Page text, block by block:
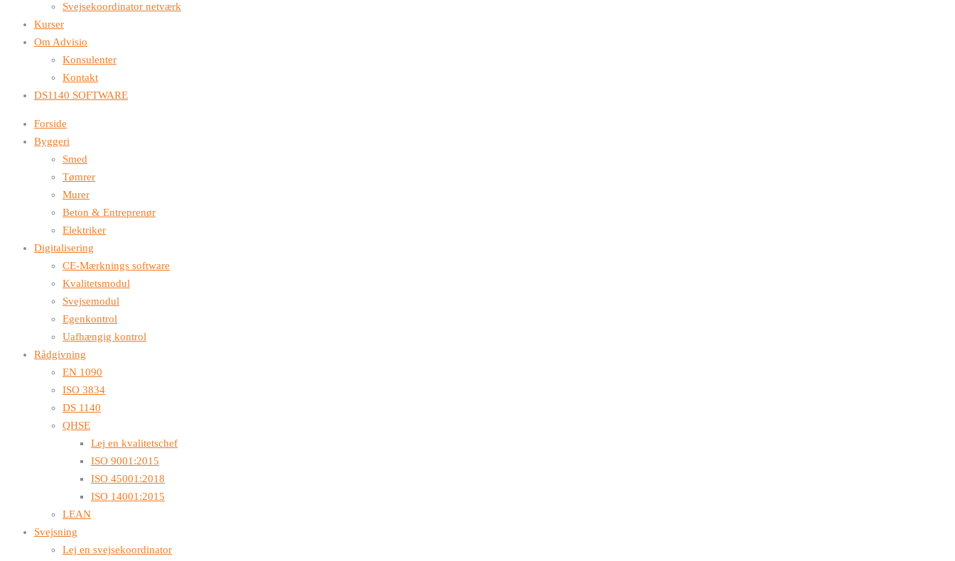
Svejsekoordinator netværk
Kurser
Om Advisio
Konsulenter
Kontakt
DS1140 SOFTWARE
Forside
Byggeri
Smed
Tømrer
Murer
Beton & Entreprenør
Elektriker
Digitalisering
CE-Mærknings software
Kvalitetsmodul
Svejsemodul
Egenkontrol
Uafhængig kontrol
Rådgivning
EN 1090
ISO 3834
DS 1140
QHSE
Lej en kvalitetschef
ISO 9001:2015
ISO 45001:2018
ISO 14001:2015
LEAN
Svejsning
Lej en svejsekoordinator